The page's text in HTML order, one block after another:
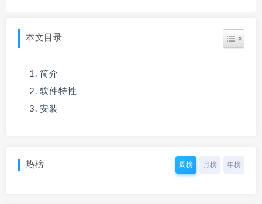
本文目录
简介
软件特性
安装
热榜 周榜 月榜 年榜